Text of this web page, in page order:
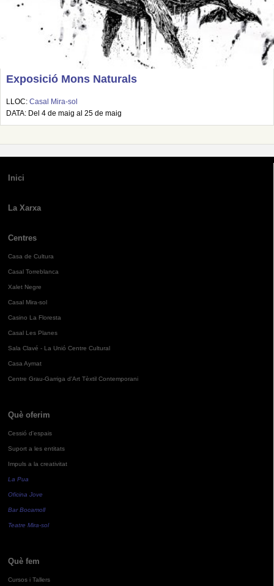
Exposició Mons Naturals
LLOC: Casal Mira-sol
DATA: Del 4 de maig al 25 de maig
Inici
La Xarxa
Centres
Casa de Cultura
Casal Torreblanca
Xalet Negre
Casal Mira-sol
Casino La Floresta
Casal Les Planes
Sala Clavé - La Unió Centre Cultural
Casa Aymat
Centre Grau-Garriga d'Art Tèxtil Contemporani
Què oferim
Cessió d'espais
Suport a les entitats
Impuls a la creativitat
La Pua
Oficina Jove
Bar Bocamoll
Teatre Mira-sol
Què fem
Cursos i Tallers